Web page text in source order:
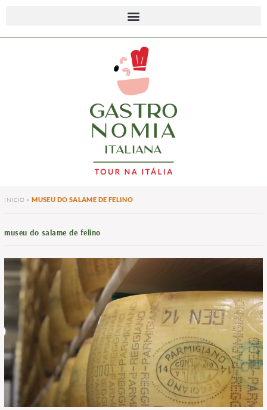
INÍCIO >MUSEU DO SALAME DE FELINO
museu do salame de felino